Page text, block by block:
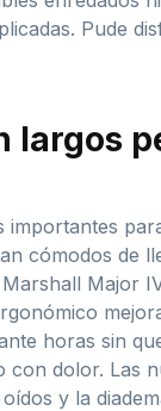
Pude
largos
importantes
cómodos de
Major
horas sin
con dolor. Las
y la